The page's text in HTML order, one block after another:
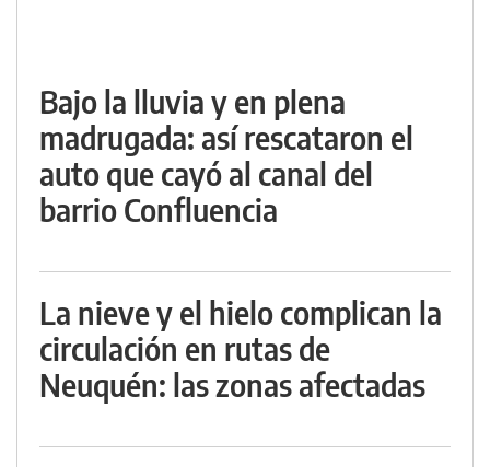
Bajo la lluvia y en plena
madrugada: así rescataron el
auto que cayó al canal del
barrio Confluencia
La nieve y el hielo complican la
circulación en rutas de
Neuquén: las zonas afectadas